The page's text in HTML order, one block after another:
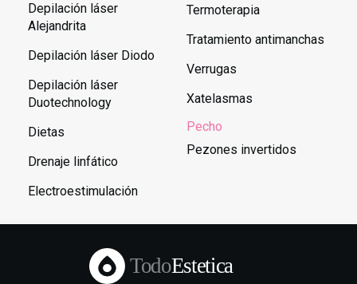
Depilación láser
Alejandrita
Depilación láser Diodo
Depilación láser
Duotechnology
Dietas
Drenaje linfático
Electroestimulación
Termoterapia
Tratamiento antimanchas
Verrugas
Xatelasmas
Pecho
Pezones invertidos
TodoEstetica